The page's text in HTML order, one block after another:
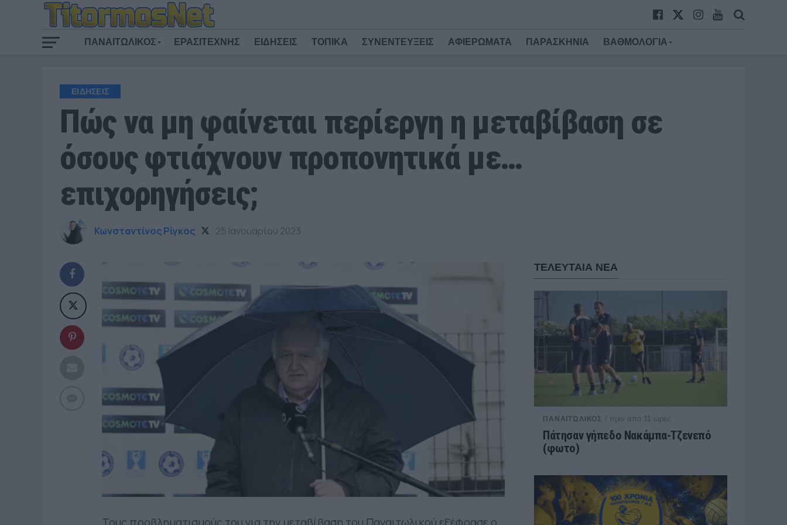
ΠΑΝΑΙΤΩΛΙΚΟΣ ΕΡΑΣΙΤΕΧΝΗΣ ΕΙΔΗΣΕΙΣ ΤΟΠΙΚΑ ΣΥΝΕΝΤΕΥΞΕΙΣ ΑΦΙΕΡΩΜΑΤΑ ΠΑΡΑΣΚΗΝΙΑ ΒΑΘΜΟΛΟΓΙΑ
ΕΙΔΗΣΕΙΣ
Πώς να μη φαίνεται περίεργη η μεταβίβαση σε
όσους φτιάχνουν προπονητικά με…
επιχορηγήσεις;
Κωνσταντίνος Ρίγκος 25 Ιανουαρίου 2023
ΤΕΛΕΥΤΑΙΑ ΝΕΑ
ΠΑΝΑΙΤΩΛΙΚΟΣ / πριν από 11 ώρες
Πάτησαν γήπεδο Νακάμπα-Τζενεπό
(φωτο)